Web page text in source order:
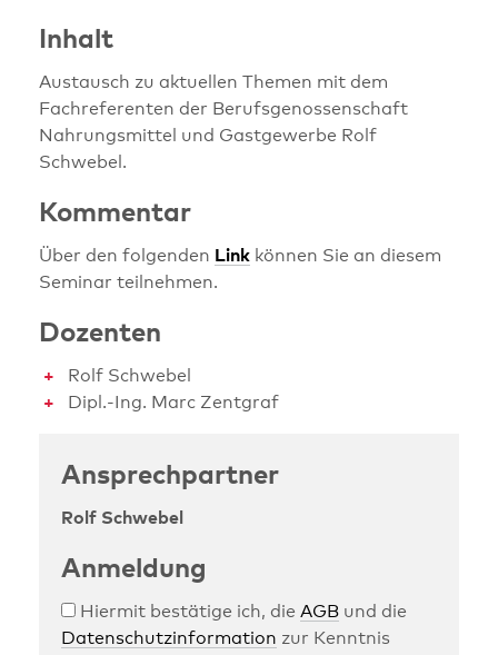
Inhalt
Austausch zu aktuellen Themen mit dem
Fachreferenten der Berufsgenossenschaft
Nahrungsmittel und Gastgewerbe Rolf
Schwebel.
Kommentar
Über den folgenden Link können Sie an diesem
Seminar teilnehmen.
Dozenten
Rolf Schwebel
Dipl.-Ing. Marc Zentgraf
Ansprechpartner
Rolf Schwebel
Anmeldung
Hiermit bestätige ich, die AGB und die
Datenschutzinformation zur Kenntnis